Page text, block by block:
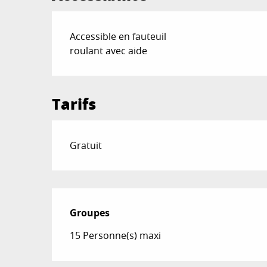
Accessible en fauteuil
roulant avec aide
Tarifs
Gratuit
Groupes
Groupes
15 Personne(s) maxi